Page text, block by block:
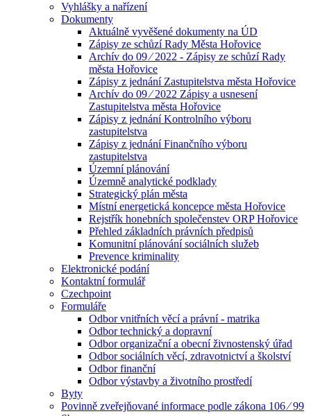
Vyhlášky a nařízení
Dokumenty
Aktuálně vyvěšené dokumenty na ÚD
Zápisy ze schůzí Rady Města Hořovice
Archív do 09 ⁄ 2022 - Zápisy ze schůzí Rady
města Hořovice
Zápisy z jednání Zastupitelstva města Hořovice
Archív do 09 ⁄ 2022 Zápisy a usnesení
Zastupitelstva města Hořovice
Zápisy z jednání Kontrolního výboru
zastupitelstva
Zápisy z jednání Finančního výboru
zastupitelstva
Územní plánování
Územně analytické podklady
Strategický plán města
Místní energetická koncepce města Hořovice
Rejstřík honebních společenstev ORP Hořovice
Přehled základních právních předpisů
Komunitní plánování sociálních služeb
Prevence kriminality
Elektronické podání
Kontaktní formulář
Czechpoint
Formuláře
Odbor vnitřních věcí a právní - matrika
Odbor technický a dopravní
Odbor organizační a obecní živnostenský úřad
Odbor sociálních věcí, zdravotnictví a školství
Odbor finanční
Odbor výstavby a životního prostředí
Byty
Povinně zveřejňované informace podle zákona 106 ⁄ 99